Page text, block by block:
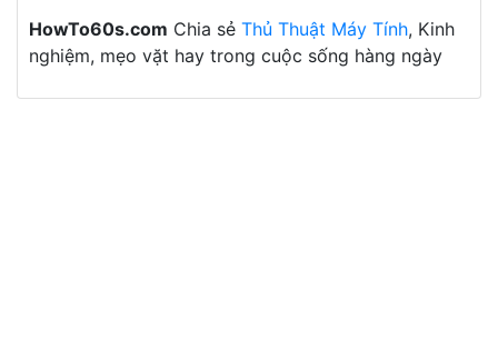
HowTo60s.com Chia sẻ Thủ Thuật Máy Tính, Kinh
nghiệm, mẹo vặt hay trong cuộc sống hàng ngày